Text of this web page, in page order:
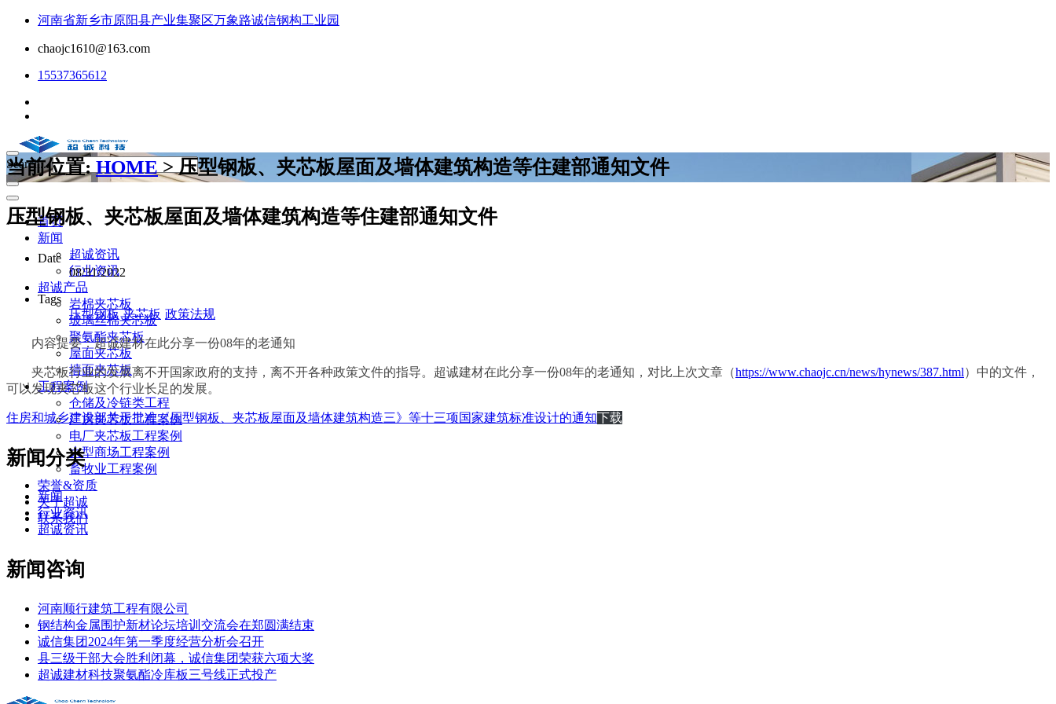
河南省新乡市原阳县产业集聚区万象路诚信钢构工业园
chaojc1610@163.com
15537365612
Search...
首页
新闻
超诚资讯
行业资讯
超诚产品
岩棉夹芯板
玻璃丝棉夹芯板
聚氨酯夹芯板
屋面夹芯板
墙面夹芯板
工程案例
仓储及冷链类工程
厂房夹芯板工程案例
电厂夹芯板工程案例
大型商场工程案例
畜牧业工程案例
荣誉&资质
关于超诚
联系我们
当前位置:HOME> 压型钢板、夹芯板屋面及墙体建筑构造等住建部通知文件
压型钢板、夹芯板屋面及墙体建筑构造等住建部通知文件
Date
08/31/2022
Tags
压型钢板 夹芯板 政策法规
内容提要：超诚建材在此分享一份08年的老通知
夹芯板行业的发展离不开国家政府的支持，离不开各种政策文件的指导。超诚建材在此分享一份08年的老通知，对比上次文章（https://www.chaojc.cn/news/hynews/387.html）中的文件，
可以发现夹芯板这个行业长足的发展。
住房和城乡建设部关于批准《压型钢板、夹芯板屋面及墙体建筑构造三》等十三项国家建筑标准设计的通知下载
新闻分类
新闻
行业资讯
超诚资讯
新闻咨询
河南顺行建筑工程有限公司
钢结构金属围护新材论坛培训交流会在郑圆满结束
诚信集团2024年第一季度经营分析会召开
县三级干部大会胜利闭幕，诚信集团荣获六项大奖
超诚建材科技聚氨酯冷库板三号线正式投产